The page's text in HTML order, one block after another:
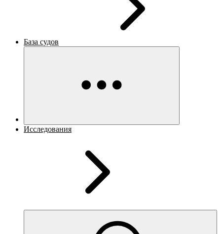
База судов
Исследования